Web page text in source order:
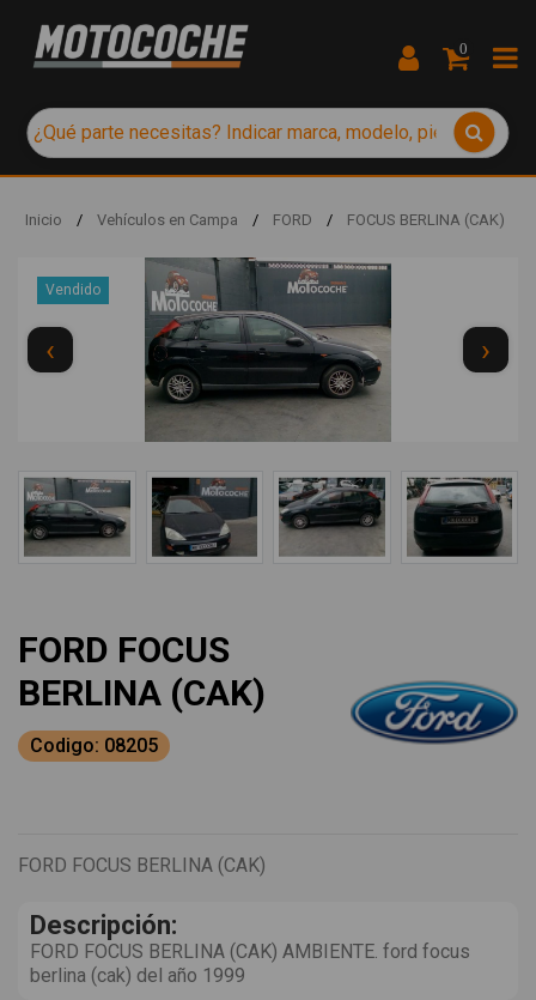
0
Inicio / Vehículos en Campa / FORD / FOCUS BERLINA (CAK)
Vendido
‹ ›
FORD FOCUS
BERLINA (CAK)
Codigo: 08205
FORD FOCUS BERLINA (CAK)
Descripción:
FORD FOCUS BERLINA (CAK) AMBIENTE. ford focus
berlina (cak) del año 1999